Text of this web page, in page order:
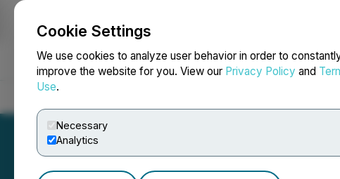
Cookie Settings
We use cookies to analyze user behavior in order to
improve the website for you. View our Privacy Policy and
Use.
Necessary
Analytics
NEWSFILE